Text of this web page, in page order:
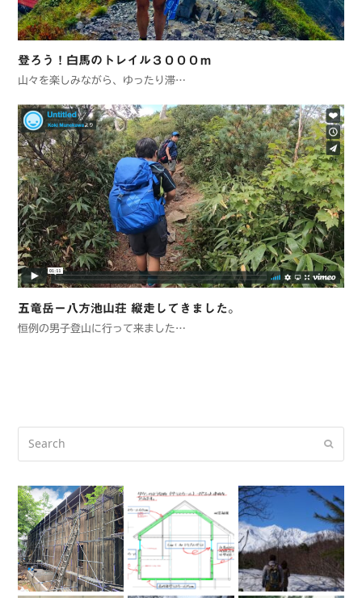
登ろう！白馬のトレイル３０００ｍ
山々を楽しみながら、ゆったり滞…
五竜岳ー八方池山荘 縦走してきました。
恒例の男子登山に行って来ました…